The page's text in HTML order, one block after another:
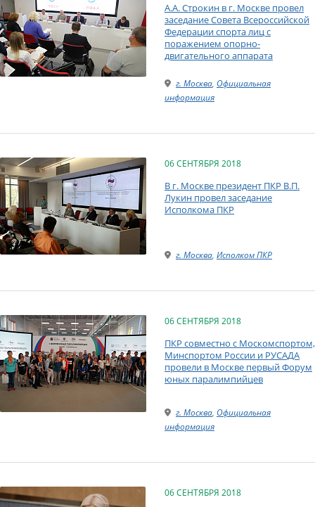
А.А. Строкин в г. Москве провел
заседание Совета Всероссийской
Федерации спорта лиц с
поражением опорно-
двигательного аппарата
г. Москва, Официальная
информация
06 СЕНТЯБРЯ 2018
В г. Москве президент ПКР В.П.
Лукин провел заседание
Исполкома ПКР
г. Москва, Исполком ПКР
06 СЕНТЯБРЯ 2018
ПКР совместно с Москомспортом,
Минспортом России и РУСАДА
провели в Москве первый Форум
юных паралимпийцев
г. Москва, Официальная
информация
06 СЕНТЯБРЯ 2018